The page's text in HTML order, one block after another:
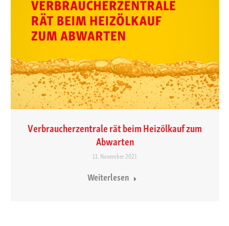
Verbraucherzentrale rät beim Heizölkauf zum
Abwarten
11. November 2021
Weiterlesen